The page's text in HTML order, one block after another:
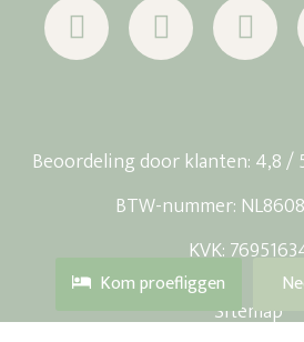
Kom proefliggen
Beoordeling door klanten: 4,8/
BTW-nummer:
KVK:
Sitemap